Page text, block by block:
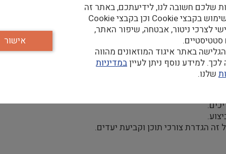
אנו יוזמים, מארגנים ומפעילים קשת רחבה של תוכניות בחינוך
מתן מענה לעשרות אלפי מבקרים בחלק המוזאלי של
הגדרת צורכי תוכן וקביעת יעדים.
שלכם חשובה לנו, לידיעתכם, באתר זה
נעשה שימוש בקבצי Cookie וכן בקבצי Cookie
לצרכי ניטור, אבטחה, שיפור האתר,
סטטיסטיים.
באתר איגוד המוזאונים מהווה
למידע נוסף ניתן לעייןבמדיניות
שלנו.
אישור